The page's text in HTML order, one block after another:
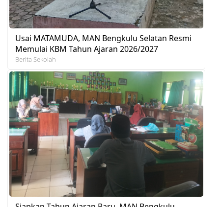
Usai MATAMUDA, MAN Bengkulu Selatan Resmi
Memulai KBM Tahun Ajaran 2026/2027
Berita Sekolah